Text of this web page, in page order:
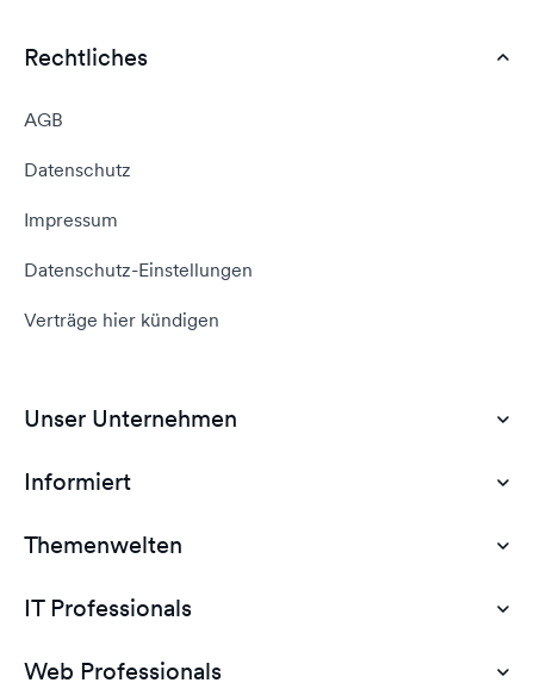
Rechtliches
AGB
Datenschutz
Impressum
Datenschutz-Einstellungen
Verträge hier kündigen
Unser Unternehmen
Über Uns
Informiert
Hilfebereich (Kundenbereich)
Themenwelten
IT Professionals
Web Professionals
IT Professionals
vDataCenter Cloud
Web Professionals